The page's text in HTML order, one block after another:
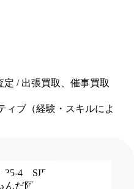
/ 出張買取、催事買取
ィブ（経験・スキルによ
35-4 SIDEPLACE
んだ阿佐ヶ谷店）